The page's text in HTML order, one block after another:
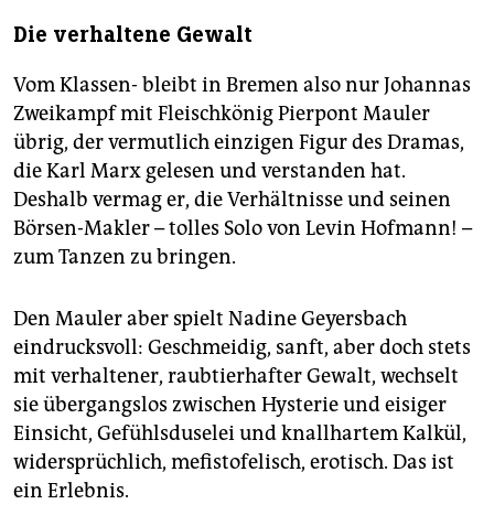
Die verhaltene Gewalt
Vom Klassen- bleibt in Bremen also nur Johannas
Zweikampf mit Fleischkönig Pierpont Mauler
übrig, der vermutlich einzigen Figur des Dramas,
die Karl Marx gelesen und verstanden hat.
Deshalb vermag er, die Verhältnisse und seinen
Börsen-Makler – tolles Solo von Levin Hofmann! –
zum Tanzen zu bringen.
Den Mauler aber spielt Nadine Geyersbach
eindrucksvoll: Geschmeidig, sanft, aber doch stets
mit verhaltener, raubtierhafter Gewalt, wechselt
sie übergangslos zwischen Hysterie und eisiger
Einsicht, Gefühlsduselei und knallhartem Kalkül,
widersprüchlich, mefistofelisch, erotisch. Das ist
ein Erlebnis.